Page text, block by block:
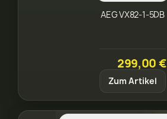
AEG VX82-1-5DB
299,00 €
Zum Artikel